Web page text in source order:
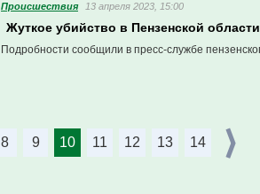
Проиcшествия 13 апреля 2023, 15:00
Жуткое убийство в Пензенской
Подробности сообщили в пресс-службе
8 9 10 11 12 13 14